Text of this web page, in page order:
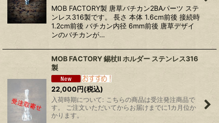
MOB FACTORY製 唐草バチカン2BAパーツ ステ
ンレス316製です。 長さ 本体 1.6cm前後 接続時
1.2cm前後 バチカン内径 6mm前後 唐草デザイ
ンのバチカンが…
MOB FACTORY 錫杖II ホルダー ステンレス316
製
22,000円(税込)
入荷時期について: こちらの商品は受注発注商品で
す。 ご注文いただいてからお届けまでに1カ月位か
かります。